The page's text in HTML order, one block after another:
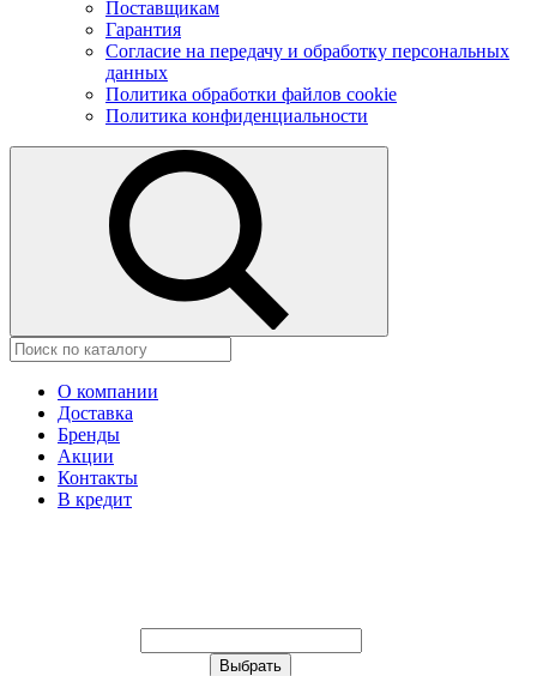
Поставщикам
Гарантия
Согласие на передачу и обработку персональных
данных
Политика обработки файлов cookie
Политика конфиденциальности
О компании
Доставка
Бренды
Акции
Контакты
В кредит